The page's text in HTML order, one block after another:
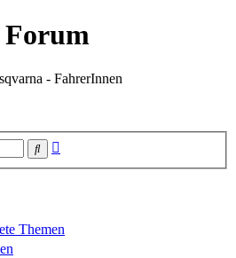
Forum
- FahrerInnen
Suche
Themen